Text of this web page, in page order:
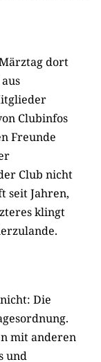
dort
Clubinfos
Freunde
Club nicht
seit Jahren,
klingt
Die
mit anderen
und